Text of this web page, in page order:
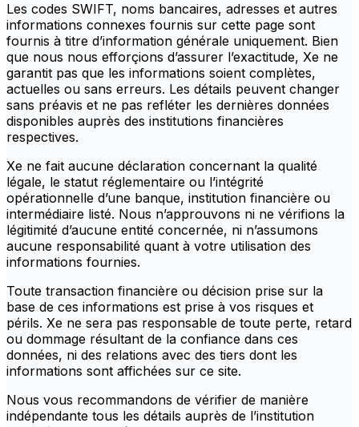
Les codes SWIFT, noms bancaires, adresses et autres
informations connexes fournis sur cette page sont
fournis à titre d’information générale uniquement. Bien
que nous nous efforçions d’assurer l’exactitude, Xe ne
garantit pas que les informations soient complètes,
actuelles ou sans erreurs. Les détails peuvent changer
sans préavis et ne pas refléter les dernières données
disponibles auprès des institutions financières
respectives.
Xe ne fait aucune déclaration concernant la qualité
légale, le statut réglementaire ou l’intégrité
opérationnelle d’une banque, institution financière ou
intermédiaire listé. Nous n’approuvons ni ne vérifions la
légitimité d’aucune entité concernée, ni n’assumons
aucune responsabilité quant à votre utilisation des
informations fournies.
Toute transaction financière ou décision prise sur la
base de ces informations est prise à vos risques et
périls. Xe ne sera pas responsable de toute perte, retard
ou dommage résultant de la confiance dans ces
données, ni des relations avec des tiers dont les
informations sont affichées sur ce site.
Nous vous recommandons de vérifier de manière
indépendante tous les détails auprès de l’institution